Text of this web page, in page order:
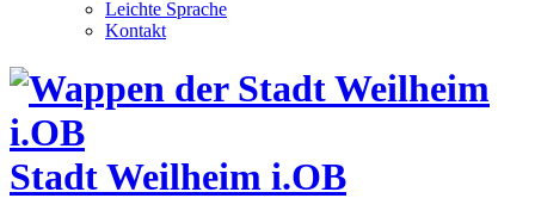
Leichte Sprache
Kontakt
Stadt Weilheim i.OB